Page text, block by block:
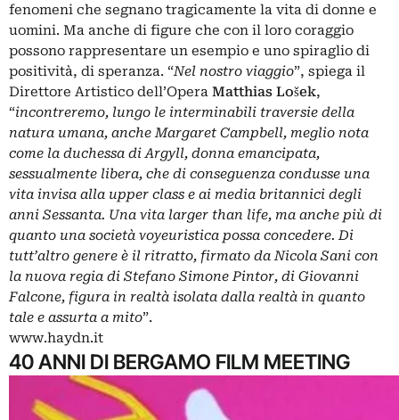
fenomeni che segnano tragicamente la vita di donne e
uomini. Ma anche di figure che con il loro coraggio
possono rappresentare un esempio e uno spiraglio di
positività, di speranza. “Nel nostro viaggio”, spiega il
Direttore Artistico dell’Opera Matthias Lošek,
“incontreremo, lungo le interminabili traversie della
natura umana, anche Margaret Campbell, meglio nota
come la duchessa di Argyll, donna emancipata,
sessualmente libera, che di conseguenza condusse una
vita invisa alla upper class e ai media britannici degli
anni Sessanta. Una vita larger than life, ma anche più di
quanto una società voyeuristica possa concedere. Di
tutt’altro genere è il ritratto, firmato da Nicola Sani con
la nuova regia di Stefano Simone Pintor, di Giovanni
Falcone, figura in realtà isolata dalla realtà in quanto
tale e assurta a mito”.
www.haydn.it
40 ANNI DI BERGAMO FILM MEETING